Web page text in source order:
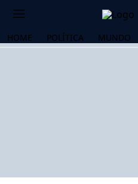
HOME POLÍTICA MUNDO